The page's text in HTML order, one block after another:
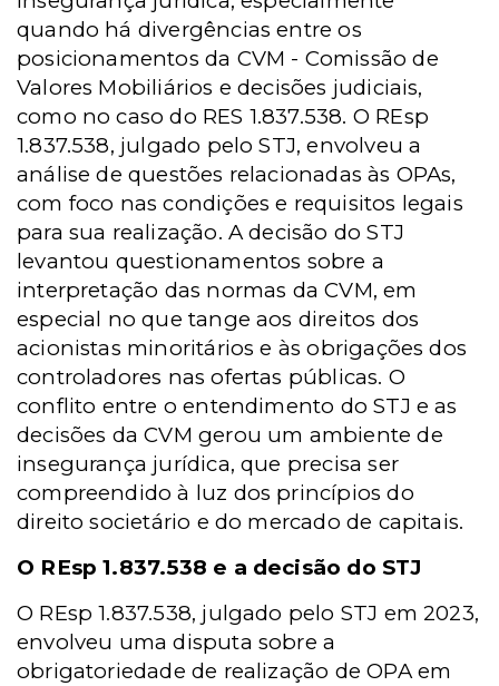
quando há divergências entre os
posicionamentos da CVM - Comissão de
Valores Mobiliários e decisões judiciais,
como no caso do RES 1.837.538. O REsp
1.837.538, julgado pelo STJ, envolveu a
análise de questões relacionadas às OPAs,
com foco nas condições e requisitos legais
para sua realização. A decisão do STJ
levantou questionamentos sobre a
interpretação das normas da CVM, em
especial no que tange aos direitos dos
acionistas minoritários e às obrigações dos
controladores nas ofertas públicas. O
conflito entre o entendimento do STJ e as
decisões da CVM gerou um ambiente de
insegurança jurídica, que precisa ser
compreendido à luz dos princípios do
direito societário e do mercado de capitais.
O REsp 1.837.538 e a decisão do STJ
O REsp 1.837.538, julgado pelo STJ em 2023,
envolveu uma disputa sobre a
obrigatoriedade de realização de OPA em